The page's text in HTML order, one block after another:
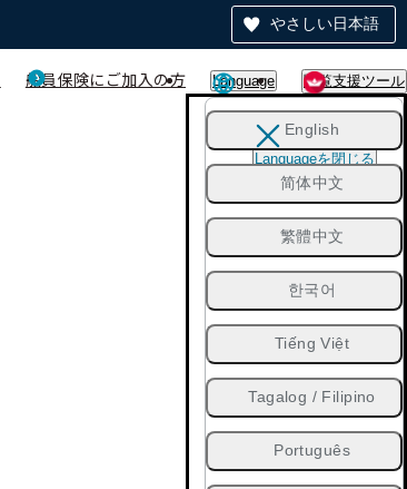
やさしい日本語
船員保険にご加入の方 Language 閲覧支援ツール
English
简体中文
繁體中文
한국어
Tiếng Việt
Tagalog / Filipino
Português
Languageを閉じる